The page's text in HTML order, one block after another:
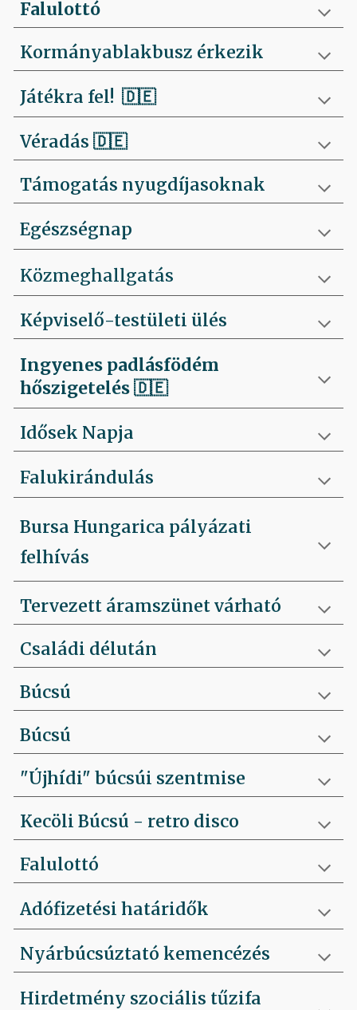
Falulottó
Kormányablakbusz érkezik
Játékra fel!🇩🇪
Véradás🇩🇪
Támogatás nyugdíjasoknak
Egészségnap
Közmeghallgatás
Képviselő-testületi ülés
Ingyenes padlásfödém
hőszigetelés🇩🇪
Idősek Napja
Falukirándulás
Bursa Hungarica pályázati
felhívás
Tervezett áramszünet várható
Családi délután
Búcsú
Búcsú
"Újhídi" búcsúi szentmise
Kecöli Búcsú - retro disco
Falulottó
Adófizetési határidők
Nyárbúcsúztató kemencézés
Hirdetmény szociális tűzifa